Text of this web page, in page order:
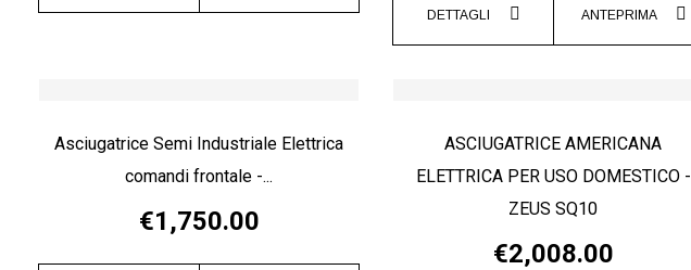
DETTAGLI ANTEPRIMA
Asciugatrice Semi Industriale Elettrica
comandi frontale -...
€1,750.00
ASCIUGATRICE AMERICANA
ELETTRICA PER USO DOMESTICO -
ZEUS SQ10
€2,008.00